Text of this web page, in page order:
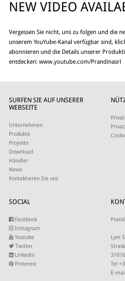
NEW VIDEO
Vergessen Sie nicht, uns zu folgen und die
unserem YouYube-Kanal verfügbar sind,
abonnieren und die Details unserer
entdecken: www.youtube.com/Prandinasrl
SURFEN SIE AUF UNSERER
WEBSEITE
Unternehmen
Produkte
Projekte
Download
Händler
News
Kontaktieren Sie uns
SOCIAL
Facebook
Instagram
Youtube
Twitter
Linkedin
Pinterest
Lym
Tel
E-